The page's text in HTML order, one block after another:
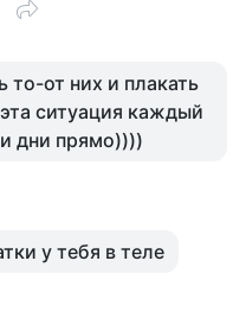
то-от них и плакать
ситуация каждый
дни прямо))))
у тебя в теле